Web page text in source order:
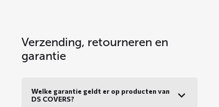
Verzending, retourneren en
garantie
Welke garantie geldt er op producten van
DS COVERS?